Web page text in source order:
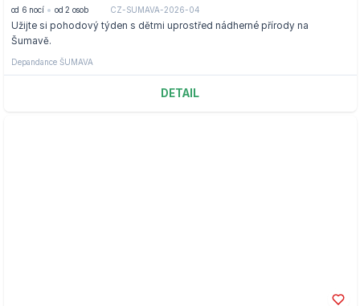
od 6 nocí od 2 osob CZ-SUMAVA-2026-04
Užijte si pohodový týden s dětmi uprostřed nádherné přírody na
Šumavě.
Depandance ŠUMAVA
DETAIL